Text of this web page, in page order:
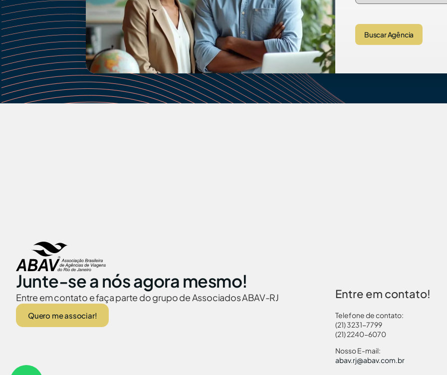
Buscar Agência
Junte-se a nós agora mesmo!
Entre em contato e faça parte do grupo de Associados ABAV-RJ
Quero me associar!
Entre em contato!
Telefone de contato:
(21) 3231-7799
(21) 2240-6070
Nosso E-mail:
abav.rj@abav.com.br